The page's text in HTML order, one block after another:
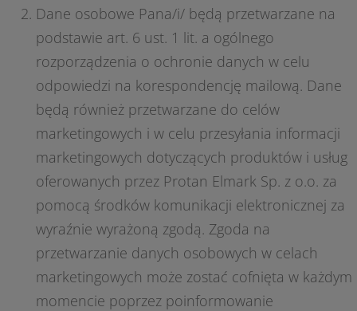
Dane osobowe Pana/i/ będą przetwarzane na
podstawie art. 6 ust. 1 lit. a ogólnego
rozporządzenia o ochronie danych w celu
odpowiedzi na korespondencję mailową. Dane
będą również przetwarzane do celów
marketingowych i w celu przesyłania informacji
marketingowych dotyczących produktów i usług
oferowanych przez Protan Elmark Sp. z o.o. za
pomocą środków komunikacji elektronicznej za
wyraźnie wyrażoną zgodą. Zgoda na
przetwarzanie danych osobowych w celach
marketingowych może zostać cofnięta w każdym
momencie poprzez poinformowanie